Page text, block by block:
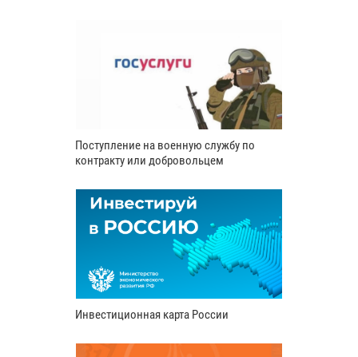
Поступление на военную службу по
контракту или добровольцем
Инвестиционная карта России